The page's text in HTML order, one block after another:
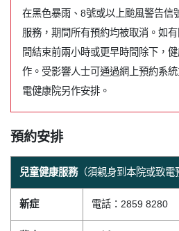
在黑色暴雨、8號或以上颱風警告信
服務，期間所有預約均被取消。如
間結束前兩小時或更早時間除下，
作。受影響人士可通過網上預約系
電健康院另作安排。
預約安排
兒童健康服務（須親身到本院或致電
新症 電話：2859 8280